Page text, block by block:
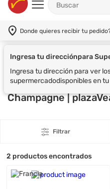
Donde quieres recibir tu
Ingresa tu direcciónpara
Ingresa tu dirección para ver
supermercadodisponibles en
Supermercado
Champagne |
Filtrar
2 productos encontrados